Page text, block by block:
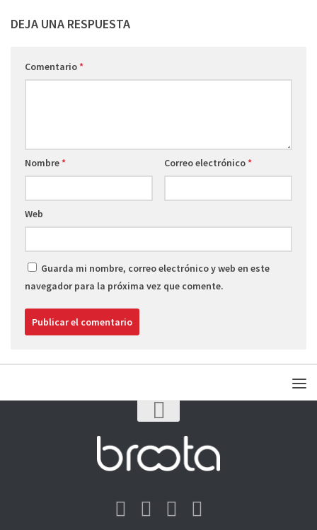
DEJA UNA RESPUESTA
Comentario*
Nombre* Correo electrónico*
Web
Guarda mi nombre, correo electrónico y web en este
navegador para la próxima vez que comente.